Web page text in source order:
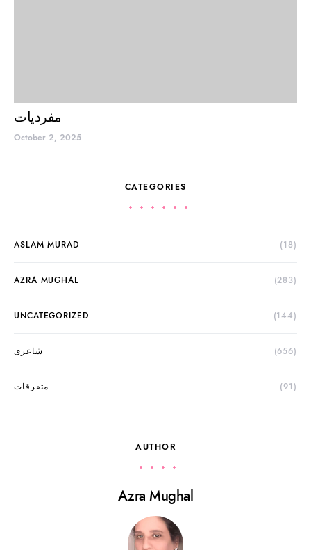
مفردیات
October 2, 2025
CATEGORIES
ASLAM MURAD (18)
AZRA MUGHAL (283)
UNCATEGORIZED (144)
شاعری (656)
متفرقات (91)
AUTHOR
Azra Mughal